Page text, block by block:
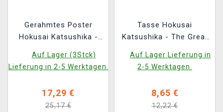
Gerahmtes Poster
Hokusai Katsushika -
Auf Lager (3Stck)
Lieferung in 2-5 Werktagen.
17,29 €
25,17 €
Tasse Hokusai
Katsushika - The Great
Auf Lager Lieferung in
2-5 Werktagen.
8,65 €
12,22 €